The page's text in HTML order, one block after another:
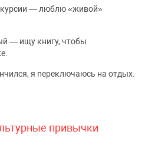
— люблю «живой»
— ищу книгу, чтобы
я переключаюсь на отдых.
привычки